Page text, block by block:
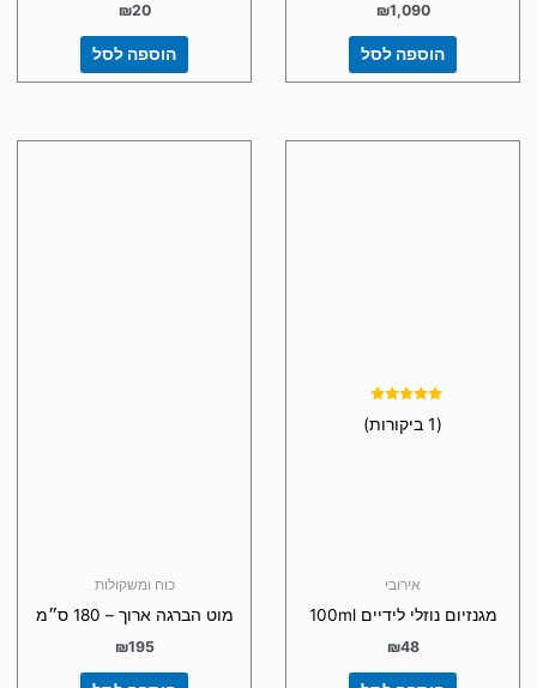
₪1,090
הוספה לסל
₪20
הוספה לסל
אירובי
מגנזיום נוזלי לידיים 100ml
₪48
כוח ומשקולות
מוט הברגה ארוך – 180 ס״מ
₪195